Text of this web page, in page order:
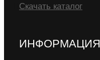
Скачать каталог
ИНФОРМАЦИЯ